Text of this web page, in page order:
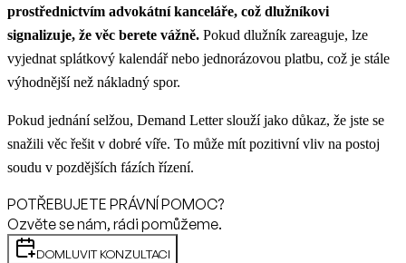
prostřednictvím advokátní kanceláře, což dlužníkovi
signalizuje, že věc berete vážně. Pokud dlužník zareaguje, lze
vyjednat splátkový kalendář nebo jednorázovou platbu, což je stále
výhodnější než nákladný spor.
Pokud jednání selžou, Demand Letter slouží jako důkaz, že jste se
snažili věc řešit v dobré víře. To může mít pozitivní vliv na postoj
soudu v pozdějších fázích řízení.
POTŘEBUJETE PRÁVNÍ POMOC?
Ozvěte se nám, rádi pomůžeme.
DOMLUVIT KONZULTACI